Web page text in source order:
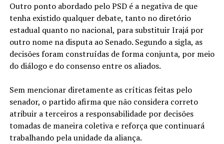
Outro ponto abordado pelo PSD é a negativa de que
tenha existido qualquer debate, tanto no diretório
estadual quanto no nacional, para substituir Irajá por
outro nome na disputa ao Senado. Segundo a sigla, as
decisões foram construídas de forma conjunta, por meio
do diálogo e do consenso entre os aliados.
Sem mencionar diretamente as críticas feitas pelo
senador, o partido afirma que não considera correto
atribuir a terceiros a responsabilidade por decisões
tomadas de maneira coletiva e reforça que continuará
trabalhando pela unidade da aliança.